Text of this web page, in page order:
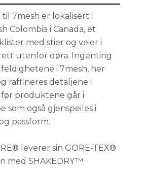
7mesh er lokalisert i
Colombia i Canada, et
med stier og veier i
utenfor døra. Ingenting
i 7mesh, her
raffineres detaljene i
produktene går i
som også gjenspeiles i
passform.
leverer sin GORE-TEX®
med SHAKEDRY™